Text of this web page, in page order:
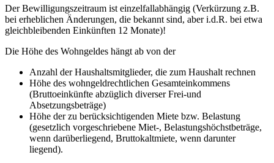
Der Bewilligungszeitraum ist einzelfallabhängig (Verkürzung z.B.
bei erheblichen Änderungen, die bekannt sind, aber i.d.R. bei etwa
gleichbleibenden Einkünften 12 Monate)!
Die Höhe des Wohngeldes hängt ab von der
Anzahl der Haushaltsmitglieder, die zum Haushalt rechnen
Höhe des wohngeldrechtlichen Gesamteinkommens
(Bruttoeinkünfte abzüglich diverser Frei-und
Absetzungsbeträge)
Höhe der zu berücksichtigenden Miete bzw. Belastung
(gesetzlich vorgeschriebene Miet-, Belastungshöchstbeträge,
wenn darüberliegend, Bruttokaltmiete, wenn darunter
liegend).